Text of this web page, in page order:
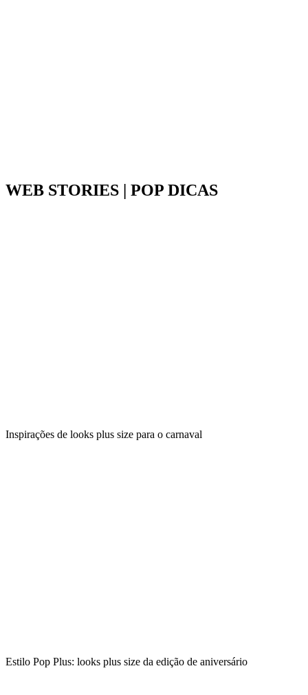
WEB STORIES | POP DICAS
Inspirações de looks plus size para o carnaval
Estilo Pop Plus: looks plus size da edição de aniversário